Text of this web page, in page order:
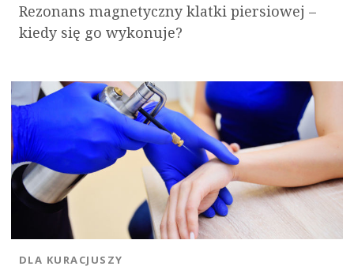
Rezonans magnetyczny klatki piersiowej –
kiedy się go wykonuje?
DLA KURACJUSZY